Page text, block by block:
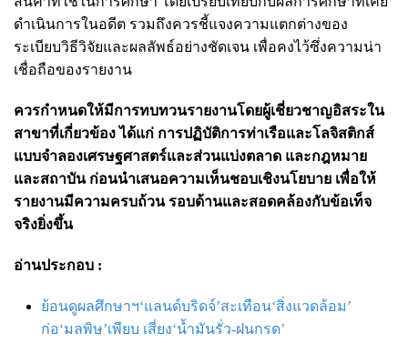
ดำเนินการในอดีต รวมถึงควรชี้แจงความแตกต่างของ
ระเบียบวิธีวิจัยและผลลัพธ์อย่างชัดเจน เพื่อคงไว้ซึ่งความน่า
เชื่อถือของรายงาน
ควรกำหนดให้มีการทบทวนรายงานโดยผู้เชี่ยวชาญอิสระใน
สาขาที่เกี่ยวข้อง ได้แก่ การปฏิบัติการท่าเรือและโลจิสติกส์
แบบจำลองเศรษฐศาสตร์และส่วนแบ่งตลาด และกฎหมาย
และสถาบัน ก่อนนำเสนอความเห็นชอบเชิงนโยบาย เพื่อให้
รายงานมีความครบถ้วน รอบด้านและสอดคล้องกับข้อเท็จ
จริงยิ่งขึ้น
อ่านประกอบ :
ย้อนดูผลศึกษาฯ‘แลนด์บริดจ์’สะเทือน‘สิ่งแวดล้อม’
ก่อ‘มลพิษ’เพียบ เสี่ยง‘น้ำมันรั่ว-ฝนกรด’